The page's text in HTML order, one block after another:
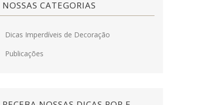
NOSSAS CATEGORIAS
Dicas Imperdíveis de Decoração
Publicações